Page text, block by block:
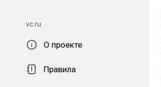
vc.ru
О проекте
Правила